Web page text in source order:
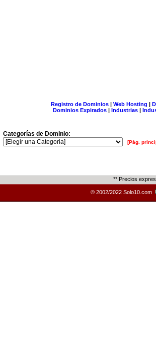
Registro de Dominios| Web Hosting |
Dominios Expirados | Industrias |
Categorías de Dominio:
[Pág.
** Precios
© 2002/2022 Solo10.com